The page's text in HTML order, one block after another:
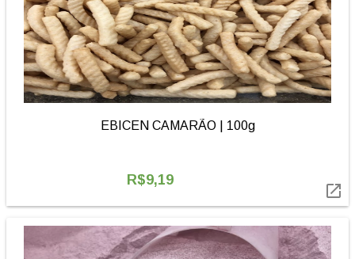
EBICEN CAMARÃO | 100g
R$9,19
